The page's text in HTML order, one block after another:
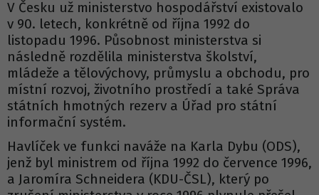
V Česku už ministerstvo hospodářství existovalo
v 90. letech, konkrétně od října 1992 do
listopadu 1996. Působnost ministerstva si
následně rozdělila ministerstva školství,
mládeže a tělovýchovy, průmyslu a obchodu, pro
místní rozvoj, životního prostředí a také Správa
státních hmotných rezerv a Úřad pro státní
informační systém.
Havlíček ve funkci naváže na Karla Dybu (ODS),
jenž byl ministrem od října 1992 do července 1996,
a Jaromíra Schneidera (KDU-ČSL), který po